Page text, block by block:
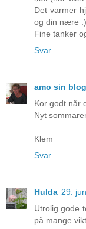
Det varmer
og din nære :)
Fine tanker
Svar
amo sin
Kor godt når
Nyt
Klem
Svar
Hulda 29.
Utrolig gode
på mange